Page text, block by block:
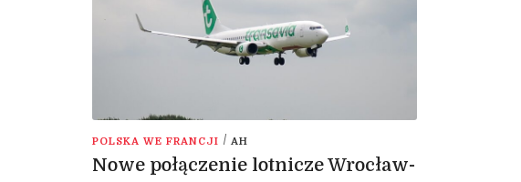
POLSKA WE FRANCJI / AH
Nowe połączenie lotnicze Wrocław-